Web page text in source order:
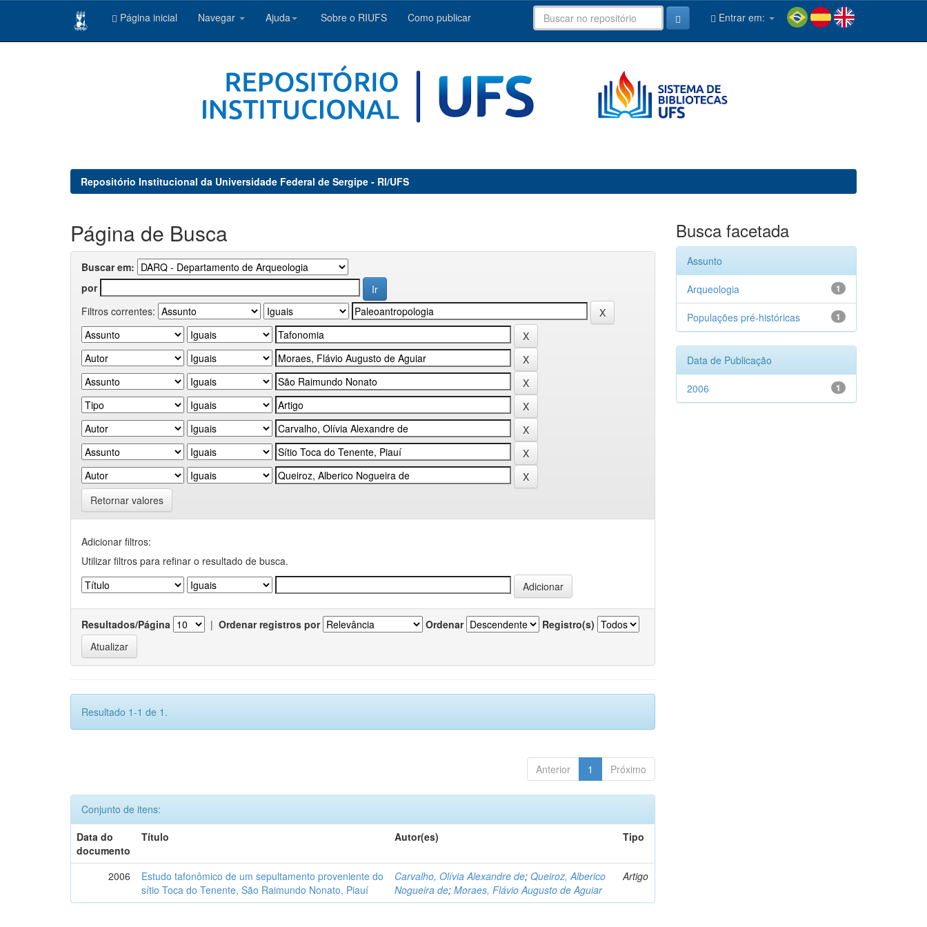
Página inicial Navegar Ajuda Sobre o RIUFS Como publicar Entrar em:
Repositório Institucional da Universidade Federal de Sergipe - RI/UFS
Página de Busca
Buscar em:
por
Filtros correntes:
Retornar valores
Adicionar filtros:
Utilizar filtros para refinar o resultado de busca.
Resultados/Página | Ordenar registros por Ordenar Registro(s)
Resultado 1-1 de 1.
Anterior 1 Próximo
Conjunto de itens:
Data do
documento
Título Autor(es) Tipo
2006
Estudo tafonômico de um sepultamento proveniente do
sítio Toca do Tenente, São Raimundo Nonato, Piauí
Carvalho, Olívia Alexandre de;Queiroz, Alberico
Nogueira de;Moraes, Flávio Augusto de Aguiar
Artigo
Busca facetada
Assunto
1
Arqueologia
1
Populações pré-históricas
Data de Publicação
1
2006